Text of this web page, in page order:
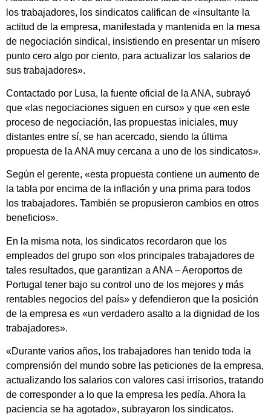
los trabajadores, los sindicatos califican de «insultante la
actitud de la empresa, manifestada y mantenida en la mesa
de negociación sindical, insistiendo en presentar un mísero
punto cero algo por ciento, para actualizar los salarios de
sus trabajadores».
Contactado por Lusa, la fuente oficial de la ANA, subrayó
que «las negociaciones siguen en curso» y que «en este
proceso de negociación, las propuestas iniciales, muy
distantes entre sí, se han acercado, siendo la última
propuesta de la ANA muy cercana a uno de los sindicatos».
Según el gerente, «esta propuesta contiene un aumento de
la tabla por encima de la inflación y una prima para todos
los trabajadores. También se propusieron cambios en otros
beneficios».
En la misma nota, los sindicatos recordaron que los
empleados del grupo son «los principales trabajadores de
tales resultados, que garantizan a ANA – Aeroportos de
Portugal tener bajo su control uno de los mejores y más
rentables negocios del país» y defendieron que la posición
de la empresa es «un verdadero asalto a la dignidad de los
trabajadores».
«Durante varios años, los trabajadores han tenido toda la
comprensión del mundo sobre las peticiones de la empresa,
actualizando los salarios con valores casi irrisorios, tratando
de corresponder a lo que la empresa les pedía. Ahora la
paciencia se ha agotado», subrayaron los sindicatos.